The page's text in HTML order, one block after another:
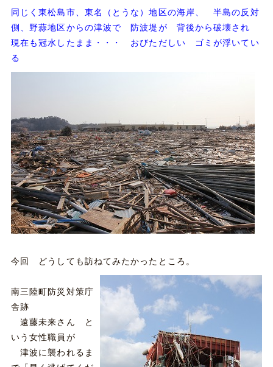
同じく東松島市、東名（とうな）地区の海岸、 半島の反対
側、野蒜地区からの津波で 防波堤が 背後から破壊され
現在も冠水したまま・・・ おびただしい ゴミが浮いてい
る
今回 どうしても訪ねてみたかったところ。
南三陸町防災対策庁
舎跡
遠藤未来さん と
いう女性職員が
津波に襲われるま